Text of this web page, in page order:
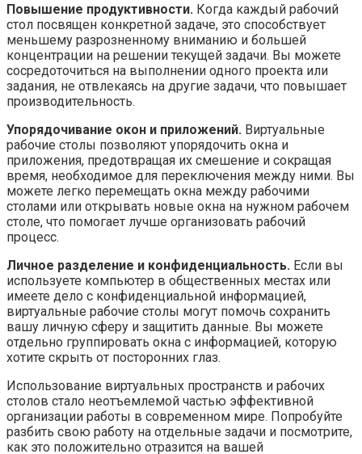
Повышение продуктивности. Когда каждый рабочий
стол посвящен конкретной задаче, это способствует
меньшему разрозненному вниманию и большей
концентрации на решении текущей задачи. Вы можете
сосредоточиться на выполнении одного проекта или
задания, не отвлекаясь на другие задачи, что повышает
производительность.
Упорядочивание окон и приложений. Виртуальные
рабочие столы позволяют упорядочить окна и
приложения, предотвращая их смешение и сокращая
время, необходимое для переключения между ними. Вы
можете легко перемещать окна между рабочими
столами или открывать новые окна на нужном рабочем
столе, что помогает лучше организовать рабочий
процесс.
Личное разделение и конфиденциальность. Если вы
используете компьютер в общественных местах или
имеете дело с конфиденциальной информацией,
виртуальные рабочие столы могут помочь сохранить
вашу личную сферу и защитить данные. Вы можете
отдельно группировать окна с информацией, которую
хотите скрыть от посторонних глаз.
Использование виртуальных пространств и рабочих
столов стало неотъемлемой частью эффективной
организации работы в современном мире. Попробуйте
разбить свою работу на отдельные задачи и посмотрите,
как это положительно отразится на вашей